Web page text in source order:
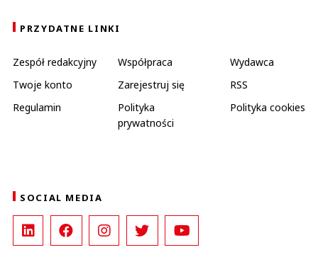
PRZYDATNE LINKI
Zespół redakcyjny Współpraca
Wydawca
Twoje konto
Zarejestruj się
RSS
Regulamin
Polityka
prywatności
Polityka cookies
SOCIAL MEDIA